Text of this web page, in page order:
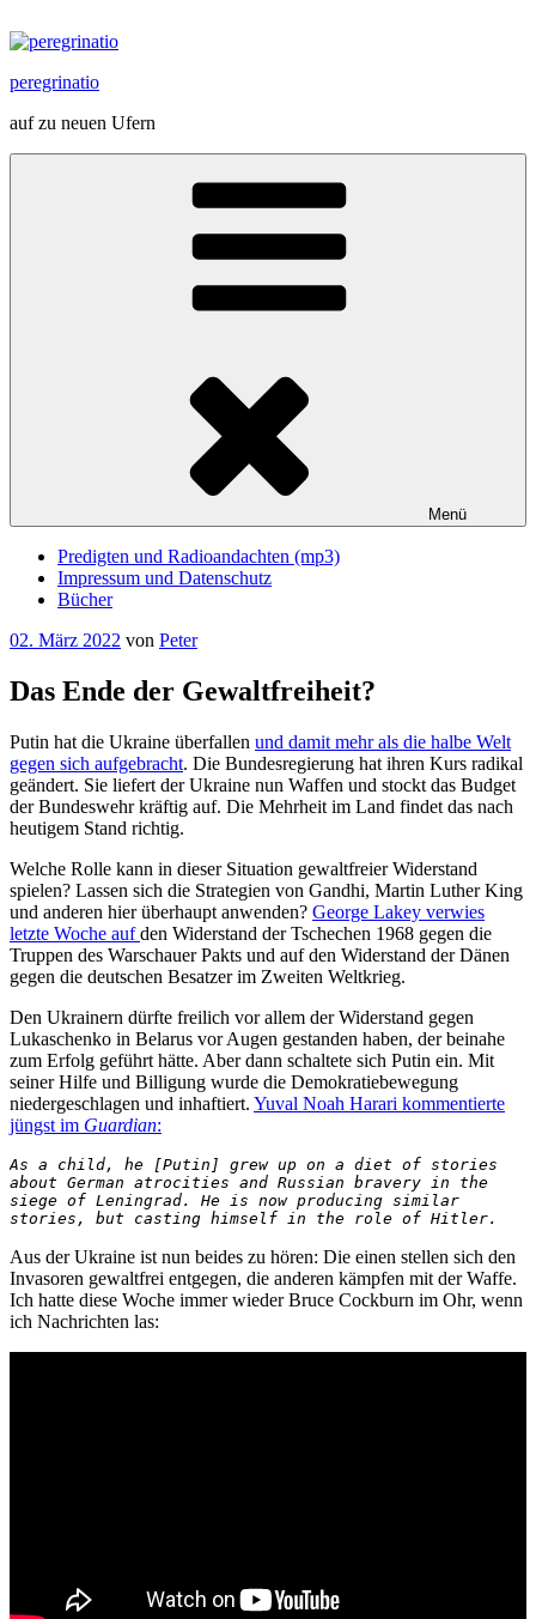
Inhalt
peregrinatio
auf zu neuen Ufern
Menü
Predigten und Radioandachten (mp3)
Impressum und Datenschutz
Bücher
Veröffentlicht
02. März 2022 von Peter
Das Ende der Gewaltfreiheit?
Putin hat die Ukraine überfallen und damit mehr als die halbe Welt
gegen sich aufgebracht. Die Bundesregierung hat ihren Kurs radikal
geändert. Sie liefert der Ukraine nun Waffen und stockt das Budget
der Bundeswehr kräftig auf. Die Mehrheit im Land findet das nach
heutigem Stand richtig.
Welche Rolle kann in dieser Situation gewaltfreier Widerstand
spielen? Lassen sich die Strategien von Gandhi, Martin Luther King
und anderen hier überhaupt anwenden? George Lakey verwies
letzte Woche aufden Widerstand der Tschechen 1968 gegen die
Truppen des Warschauer Pakts und auf den Widerstand der Dänen
gegen die deutschen Besatzer im Zweiten Weltkrieg.
Den Ukrainern dürfte freilich vor allem der Widerstand gegen
Lukaschenko in Belarus vor Augen gestanden haben, der beinahe
zum Erfolg geführt hätte. Aber dann schaltete sich Putin ein. Mit
seiner Hilfe und Billigung wurde die Demokratiebewegung
niedergeschlagen und inhaftiert. Yuval Noah Harari kommentierte
jüngst im Guardian:
As a child, he [Putin] grew up on a diet of stories
about German atrocities and Russian bravery in the
siege of Leningrad. He is now producing similar
stories, but casting himself in the role of Hitler.
Aus der Ukraine ist nun beides zu hören: Die einen stellen sich den
Invasoren gewaltfrei entgegen, die anderen kämpfen mit der Waffe.
Ich hatte diese Woche immer wieder Bruce Cockburn im Ohr, wenn
ich Nachrichten las: